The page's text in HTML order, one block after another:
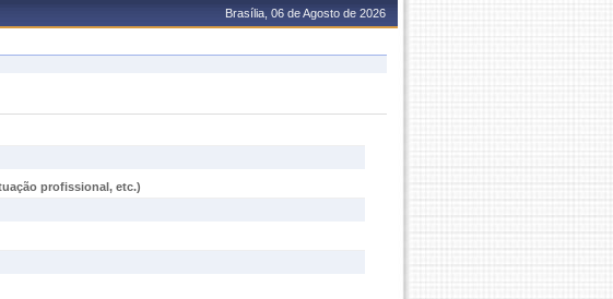
Brasília, 06 de Agosto de 2026
profissional, etc.)